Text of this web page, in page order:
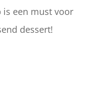
is een must voor
dessert!